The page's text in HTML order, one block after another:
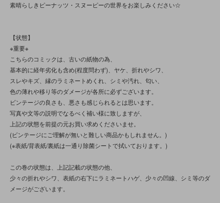
素晴らしきピーナッツ・スヌーピーの世界をお楽しみください☆
【状態】
※重要※
こちらのコミックは、古いの紙物の為、
基本的に経年劣化も含め(程度問わず)、ヤケ、折れやシワ、
スレやキズ、縁のラミネートめくれ、シミや汚れ、匂い、
色の薄れや移り等のダメージが各所に必ずございます。
ビンテージの良さも、悪さも感じられるとは思います。
写真や文等の説明でなるべく補い様に致しますが、
上記の状態を前提の元お買い求めくださいませ。
(ビンテージにご理解が無いと難しい商品かもしれません。)
(※表紙/背表紙/裏紙は一通り除菌シートで拭いております。)
この巻の状態は、上記記載の状態の他、
少々の折れやシワ、表紙の右下にラミネートハゲ、少々の凹線、シミ等のダ
メージがございます。